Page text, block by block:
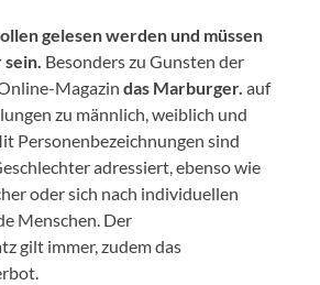
gelesen werden und müssen
sein. Besonders zu Gunsten der
Magazin das Marburger. auf
zu männlich, weiblich und
Personenbezeichnungen sind
adressiert, ebenso wie
oder sich nach individuellen
Menschen. Der
gilt immer, zudem das